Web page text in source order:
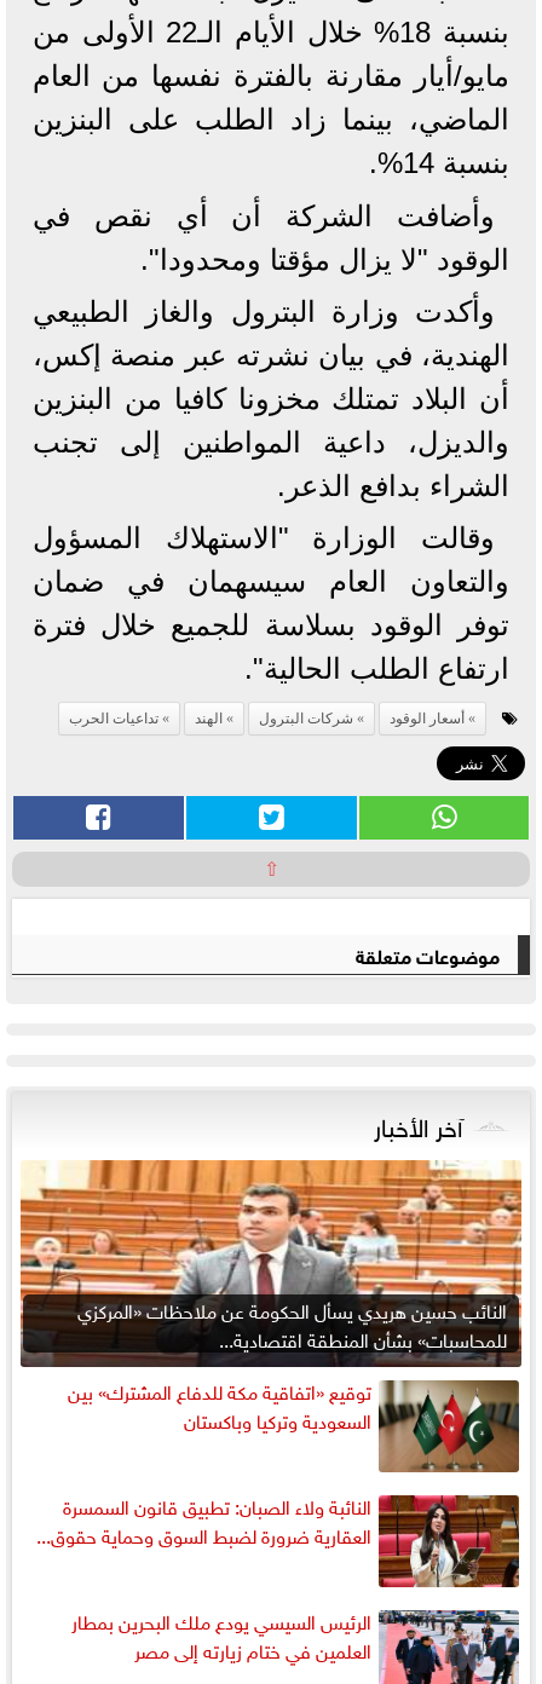
بنسبة 18% خلال الأيام الـ22 الأولى من
مايو/أيار مقارنة بالفترة نفسها من العام
الماضي، بينما زاد الطلب على البنزين
بنسبة 14%.
وأضافت الشركة أن أي نقص في
الوقود "لا يزال مؤقتا ومحدودا".
وأكدت وزارة البترول والغاز الطبيعي
الهندية، في بيان نشرته عبر منصة إكس،
أن البلاد تمتلك مخزونا كافيا من البنزين
والديزل، داعية المواطنين إلى تجنب
الشراء بدافع الذعر.
وقالت الوزارة "الاستهلاك المسؤول
والتعاون العام سيسهمان في ضمان
توفر الوقود بسلاسة للجميع خلال فترة
ارتفاع الطلب الحالية".
أسعار الوقود شركات البترول الهند تداعيات الحرب
⇧
موضوعات متعلقة
آخر الأخبار
النائب حسين هريدي يسأل الحكومة عن ملاحظات «المركزي
للمحاسبات» بشأن المنطقة اقتصادية...
توقيع «اتفاقية مكة للدفاع المشترك» بين
السعودية وتركيا وباكستان
النائبة ولاء الصبان: تطبيق قانون السمسرة
العقارية ضرورة لضبط السوق وحماية حقوق...
الرئيس السيسي يودع ملك البحرين بمطار
العلمين في ختام زيارته إلى مصر